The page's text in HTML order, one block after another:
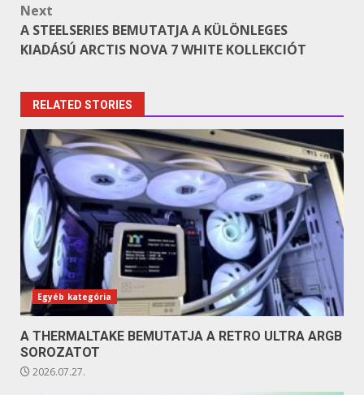
Next
A STEELSERIES BEMUTATJA A KÜLÖNLEGES
KIADÁSÚ ARCTIS NOVA 7 WHITE KOLLEKCIÓT
RELATED STORIES
Egyéb kategória
A THERMALTAKE BEMUTATJA A RETRO ULTRA ARGB
SOROZATOT
2026.07.27.